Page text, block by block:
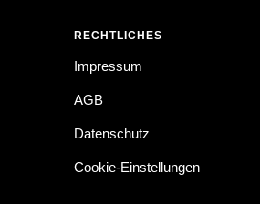
RECHTLICHES
Impressum
AGB
Datenschutz
Cookie-Einstellungen